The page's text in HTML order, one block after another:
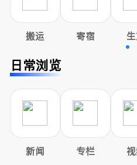
搬运 寄宿
日常浏览
新闻 专栏